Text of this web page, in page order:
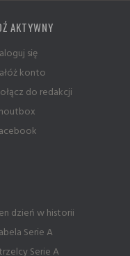
AKTYWNY
się
konto
do redakcji
dzień w historii
Serie A
Serie A